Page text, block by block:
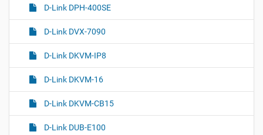
D-Link DPH-400SE
D-Link DVX-7090
D-Link DKVM-IP8
D-Link DKVM-16
D-Link DKVM-CB15
D-Link DUB-E100